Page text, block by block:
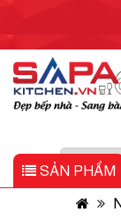
SẢN PHẨM